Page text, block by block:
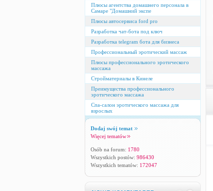
Плюсы агентства домашнего персонала в
Самаре "Домашний экспе
Плюсы автосервиса ford pro
Разработка чат-бота под ключ
Разработка telegram бота для бизнеса
Профессиональный эротический массаж
Плюсы профессионального эротического
массажа
Стройматериалы в Кинеле
Преимущества профессионального
эротического массажа
Спа-салон эротического массажа для
взрослых
Dodaj swój temat
Więcej tematów
Osób na forum: 1780
Wszystkich postów: 986430
Wszystkich tematów: 172047